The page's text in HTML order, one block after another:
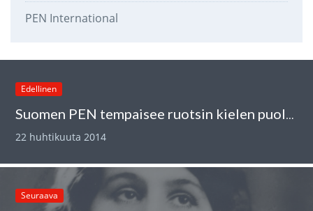
PEN International
Edellinen
Suomen PEN tempaisee ruotsin kielen puolesta 22.4.
22 huhtikuuta 2014
Seuraava